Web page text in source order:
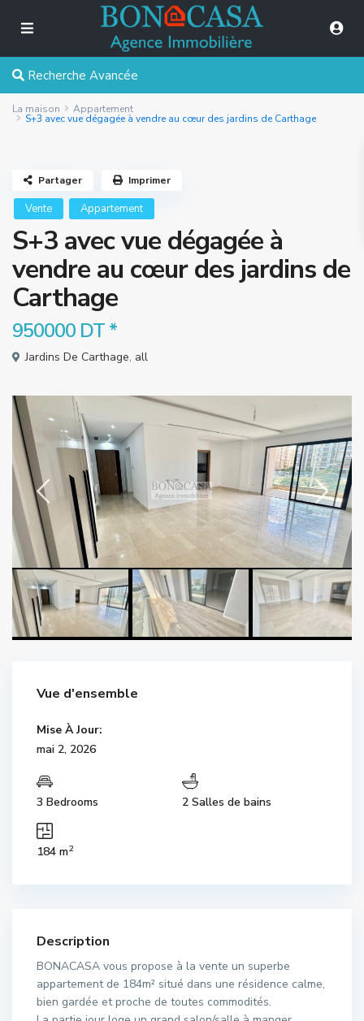
Recherche Avancée
La maison Appartement
S+3 avec vue dégagée à vendre au cœur des jardins de Carthage
Vente Appartement
S+3 avec vue dégagée à
vendre au cœur des jardins de
Carthage
950000 DT*
Jardins De Carthage, all
Partager Imprimer
Vue d'ensemble
Mise À Jour:
mai 2, 2026
3 Bedrooms 2 Salles de bains
184 m2
Description
BONACASA vous propose à la vente un superbe
appartement de 184m² situé dans une résidence calme,
bien gardée et proche de toutes commodités.